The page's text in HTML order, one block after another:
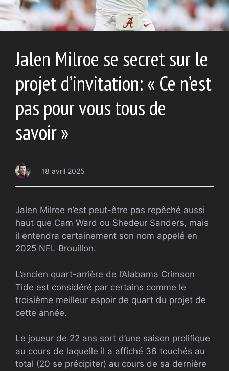
Jalen Milroe se secret sur le
projet d’invitation: « Ce n’est
pas pour vous tous de
savoir »
18 avril 2025
Jalen Milroe n’est peut-être pas repêché aussi
haut que Cam Ward ou Shedeur Sanders, mais
il entendra certainement son nom appelé en
2025 NFL Brouillon.
L’ancien quart-arrière de l’Alabama Crimson
Tide est considéré par certains comme le
troisième meilleur espoir de quart du projet de
cette année.
Le joueur de 22 ans sort d’une saison prolifique
au cours de laquelle il a affiché 36 touchés au
total (20 se précipiter) au cours de sa dernière